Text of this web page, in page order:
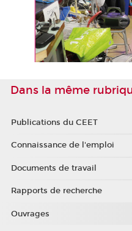
Dans la même
Publications du CEET
Connaissance de l'emploi
Documents de travail
Rapports de recherche
Ouvrages